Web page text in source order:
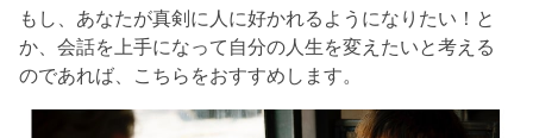
もし、あなたが真剣に人に好かれるようになりたい！と
か、会話を上手になって自分の人生を変えたいと考える
のであれば、こちらをおすすめします。